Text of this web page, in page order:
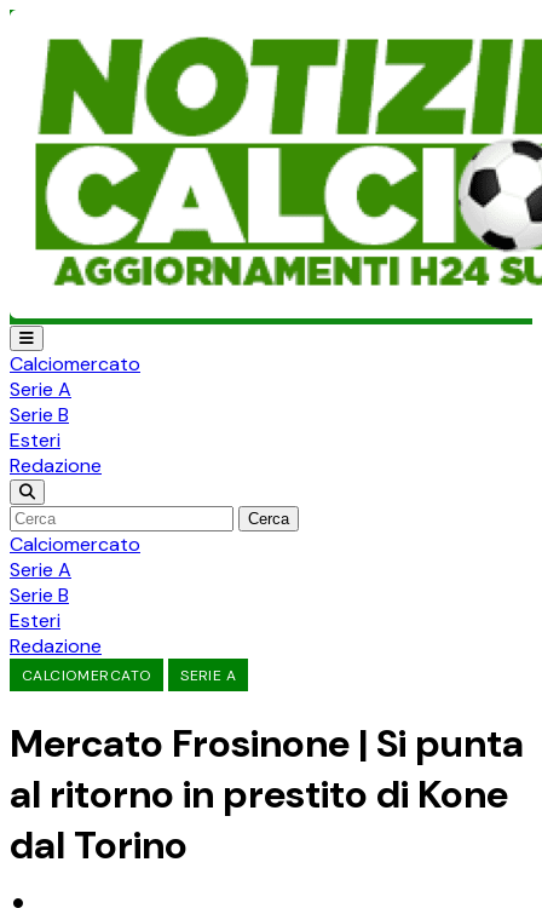
Calciomercato
Serie A
Serie B
Esteri
Redazione
Cerca
Calciomercato
Serie A
Serie B
Esteri
Redazione
CALCIOMERCATO SERIE A
Mercato Frosinone | Si punta
al ritorno in prestito di Kone
dal Torino